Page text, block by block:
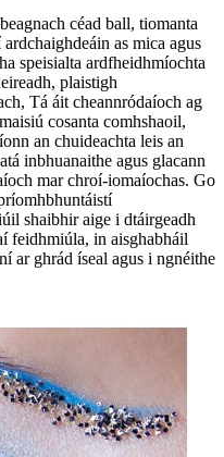
céad ball, tiomanta
as mica agus
speisialta ardfheidhmíochta
plaistigh
Tá áit cheannródaíoch ag
cosanta comhshaoil,
an chuideachta leis an
inbhuanaithe agus glacann
mar chroí-iomaíochas. Go
shaibhir aige i dtáirgeadh
feidhmiúla, in aisghabháil
ar ghrád íseal agus i ngnéithe